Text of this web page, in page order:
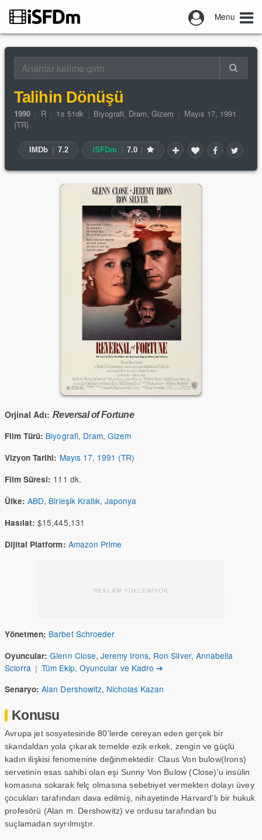
Menu
Talihin Dönüşü
1990 R 1s 51dk Biyografi, Dram, Gizem
Mayıs 17, 1991
(TR)
IMDb 7.2 iSFDm 7.0
Orjinal Adı: Reversal of Fortune
Film Türü: Biyografi, Dram, Gizem
Vizyon Tarihi: Mayıs 17, 1991 (TR)
Film Süresi: 111 dk.
Ülke: ABD, Birleşik Krallık, Japonya
Hasılat: $15,445,131
Dijital Platform: Amazon Prime
REKLAM YÜKLENİYOR
Yönetmen: Barbet Schroeder
Oyuncular: Glenn Close, Jeremy Irons, Ron Silver, Annabella
Sciorra | Tüm Ekip, Oyuncular ve Kadro ➔
Senaryo: Alan Dershowitz, Nicholas Kazan
Konusu
Avrupa jet sosyetesinde 80'lerde cereyan eden gerçek bir
skandaldan yola çıkarak temelde ezik erkek, zengin ve güçlü
kadın ilişkisi fenomenine değinmektedir. Claus Von bulow(Irons)
servetinin esas sahibi olan eşi Sunny Von Bulow (Close)'u insülin
komasına sokarak felç olmasına sebebiyet vermekten dolayı üvey
çocukları tarafından dava edilmiş, nihayetinde Harvard'lı bir hukuk
profesörü (Alan m. Dershowitz) ve ordusu tarafından bu
suçlamadan sıyrılmıştır.